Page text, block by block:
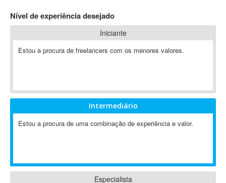
A-GPS
ABBYY FineReader
AbleCommerce
Ableton Push
Nível de experiência desejado
Iniciante
Estou a procura de freelancers com os menores valores.
Intermediário
Estou a procura de uma combinação de experiência e valor.
Especialista